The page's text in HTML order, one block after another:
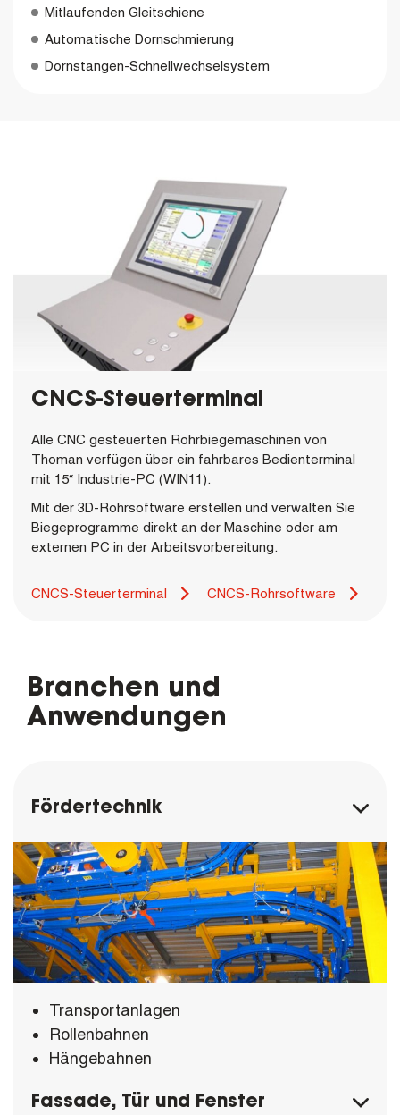
Mitlaufenden Gleitschiene
Automatische Dornschmierung
Dornstangen-Schnellwechselsystem
CNCS-Steuerterminal
Alle CNC gesteuerten Rohrbiegemaschinen von
Thoman verfügen über ein fahrbares Bedienterminal
mit 15“ Industrie-PC (WIN11).
Mit der 3D-Rohrsoftware erstellen und verwalten Sie
Biegeprogramme direkt an der Maschine oder am
externen PC in der Arbeitsvorbereitung.
CNCS-Steuerterminal CNCS-Rohrsoftware
Branchen und
Anwendungen
Fördertechnik
Transportanlagen
Rollenbahnen
Hängebahnen
Fassade, Tür und Fenster